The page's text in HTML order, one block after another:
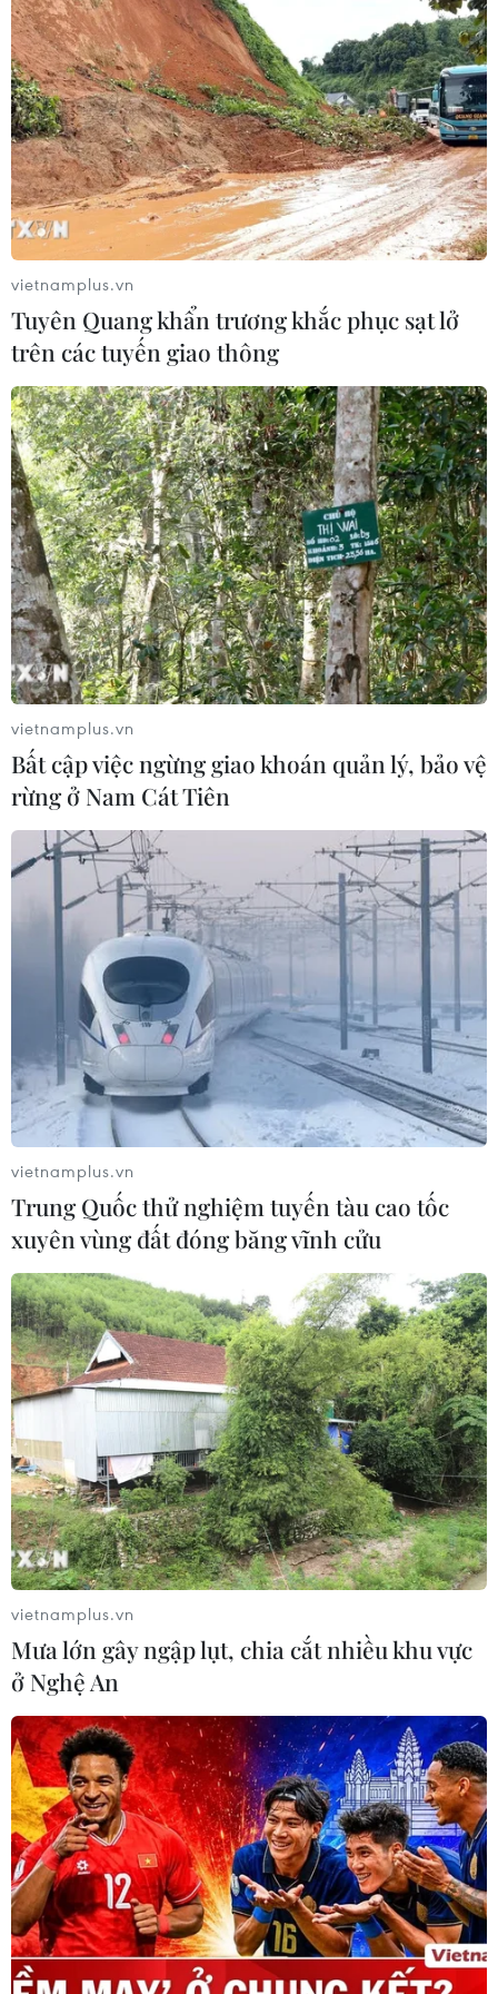
TIN CÙNG CHUYÊN MỤC
Nga thông báo tấn công căn
cứ ngầm của Ukraine
vietnamplus.vn
Tuyên Quang khẩn trương khắc phục sạt lở
trên các tuyến giao thông
vietnamplus.vn
Bất cập việc ngừng giao khoán quản lý, bảo vệ
rừng ở Nam Cát Tiên
vietnamplus.vn
Trung Quốc thử nghiệm tuyến tàu cao tốc
xuyên vùng đất đóng băng vĩnh cửu
vietnamplus.vn
Mưa lớn gây ngập lụt, chia cắt nhiều khu vực
ở Nghệ An